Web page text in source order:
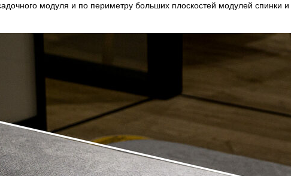
модуля и по периметру больших плоскостей модулей спинки и